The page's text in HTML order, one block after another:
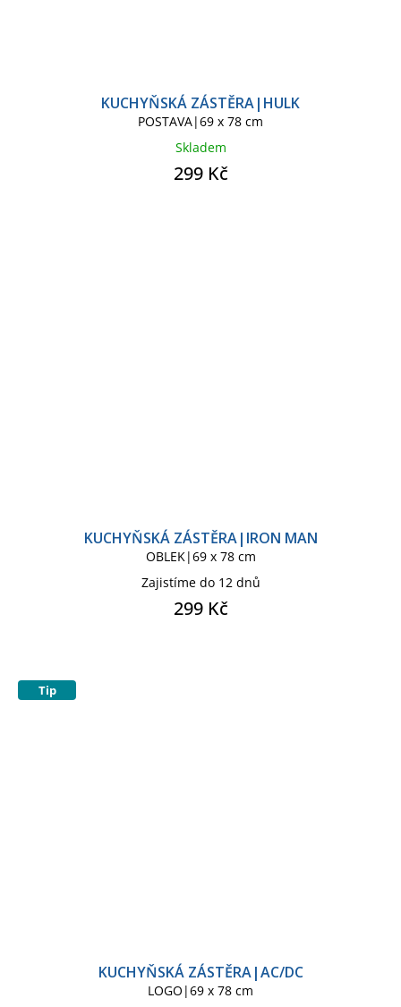
KUCHYŇSKÁ ZÁSTĚRA|HULK
POSTAVA|69 x 78 cm
Skladem
299 Kč
KUCHYŇSKÁ ZÁSTĚRA|IRON MAN
OBLEK|69 x 78 cm
Zajistíme do 12 dnů
299 Kč
Tip
KUCHYŇSKÁ ZÁSTĚRA|AC/DC
LOGO|69 x 78 cm